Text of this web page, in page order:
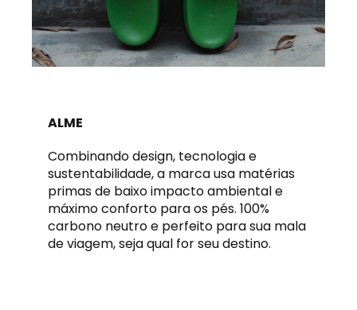
ALME
Combinando design, tecnologia e
sustentabilidade, a marca usa matérias
primas de baixo impacto ambiental e
máximo conforto para os pés. 100%
carbono neutro e perfeito para sua mala
de viagem, seja qual for seu destino.